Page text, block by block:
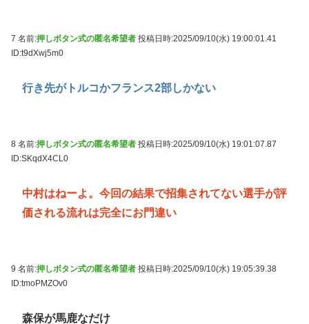
7 名前:押しボタン式の匿名希望者 投稿日時:2025/09/10(水) 19:00:01.41
ID:t9dXwj5m0
行き先がトルコかフランス2部しかない
8 名前:押しボタン式の匿名希望者 投稿日時:2025/09/10(水) 19:01:07.87
ID:SKqdX4CL0
中村はねーよ。今回の結果で招集されてない選手が評
価される流れは完全にお門違い
9 名前:押しボタン式の匿名希望者 投稿日時:2025/09/10(水) 19:05:39.38
ID:tmoPMZOv0
森保が馬鹿なだけ